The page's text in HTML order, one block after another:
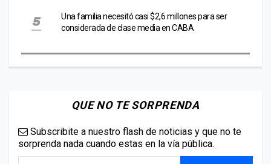
Una familia necesitó casi $2,6 millones para ser
considerada de clase media en CABA
QUE NO TE SORPRENDA
Subscribite a nuestro flash de noticias y que no te
sorprenda nada cuando estas en la vía pública.